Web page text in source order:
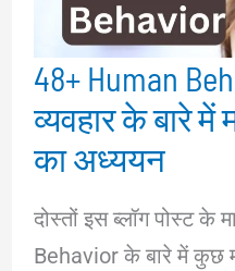
48+ Human
व्यवहार के बारे में
का अध्ययन
दोस्तों इस ब्लॉग पोस्ट
Behavior के बारे में कुछ